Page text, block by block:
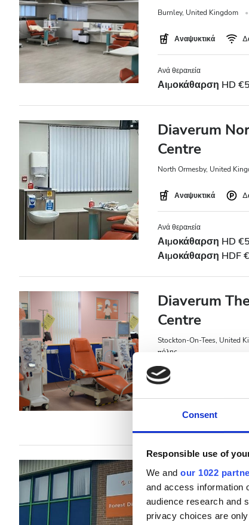
Consent
Responsible use of
We and our 1022
and access information
audience research and
privacy choices are
Βαθμολογία
Burnley, United Kingdom
Αναψυκτικά
Ανά θεραπεία
Αιμοκάθαρση HD
Diaverum
Centre
North Ormesby, United
Αναψυκτικά
Ανά θεραπεία
Αιμοκάθαρση HD
Αιμοκάθαρση HDF
Diaverum
Centre
Stockton-On-Tees, United
πόλης
Ανά θεραπεία
Diaverum
Unit